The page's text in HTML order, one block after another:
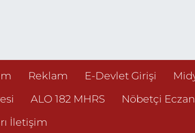
Reklam E-Devlet Girişi
ALO 182 MHRS Nöbetçi
İletişim